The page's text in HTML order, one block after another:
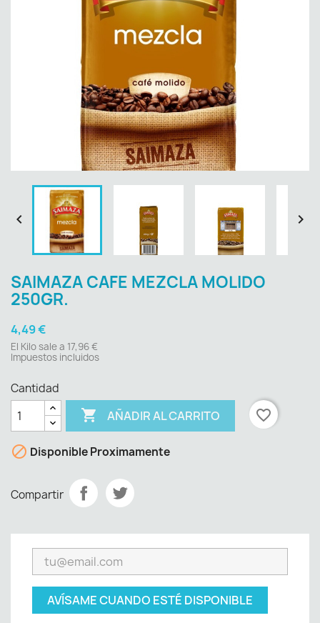
 
SAIMAZA CAFE MEZCLA MOLIDO
250GR.
4,49 €
El Kilo sale a 17,96 €
Impuestos incluidos
Cantidad
 AÑADIR AL CARRITO favorite_border
 Disponible Proximamente
Compartir
AVÍSAME CUANDO ESTÉ DISPONIBLE